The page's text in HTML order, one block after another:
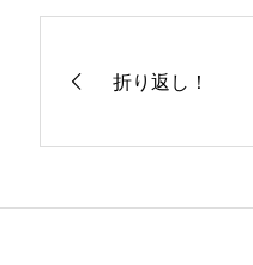
折り返し！